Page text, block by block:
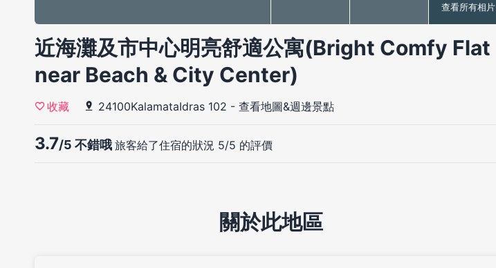
查看所有相片
近海灘及市中心明亮舒適公寓(Bright Comfy Flat
near Beach & City Center)
收藏 24100KalamataIdras 102 - 查看地圖&週邊景點
3.7/5 不錯哦 旅客給了住宿的狀況 5/5 的評價
關於此地區